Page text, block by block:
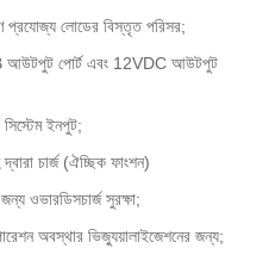
প্রযোজ্য লোডের বিস্তৃত পরিসর;
আউটপুট পোর্ট এবং 12VDC আউটপুট
ইনপুট;
চার্জ (ঐচ্ছিক ফাংশন)
জন্য ওভারডিসচার্জ সুরক্ষা;
অবস্থার ভিজ্যুয়ালাইজেশনের জন্য;